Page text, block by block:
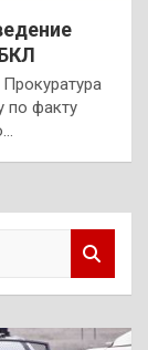
по факту